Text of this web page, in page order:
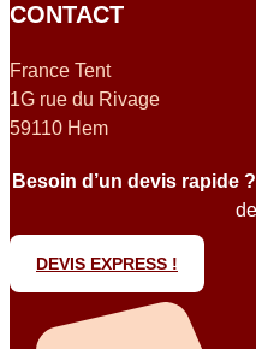
CONTACT
France Tent
1G rue du Rivage
59110 Hem
Besoin d’un devis rapide ?
DEVIS EXPRESS !